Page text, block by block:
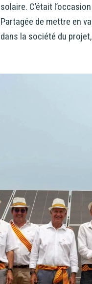
solaire. C’était
Partagée de mettre en
dans la société du
Vous entrez
Coophub est
effective.
Un